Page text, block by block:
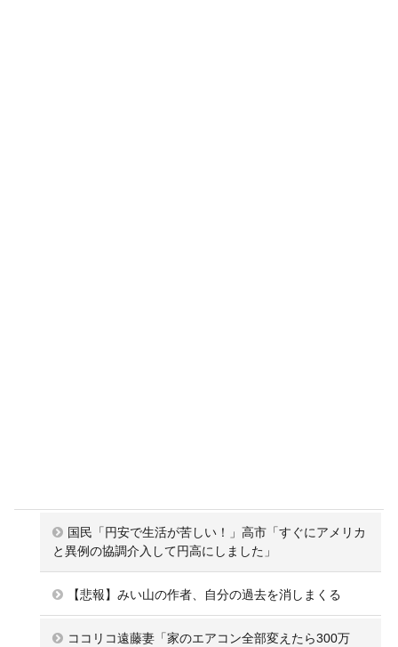
国民「円安で生活が苦しい！」高市「すぐにアメリカ
と異例の協調介入して円高にしました」
【悲報】みい山の作者、自分の過去を消しまくる
ココリコ遠藤妻「家のエアコン全部変えたら300万